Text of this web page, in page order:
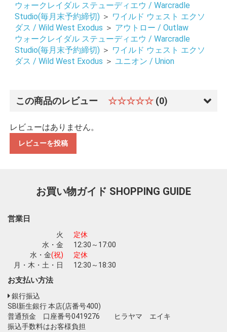
ウォークレイダル ステューディエウ / Warcradle
Studio(毎月末予約締切) ＞ ワイルド ウェスト エクソ
ダス / Wild West Exodus ＞ アウトロー / Outlaw
ウォークレイダル ステューディエウ / Warcradle
Studio(毎月末予約締切) ＞ ワイルド ウェスト エクソ
ダス / Wild West Exodus ＞ ユニオン / Union
この商品のレビュー ☆☆☆☆☆ (0)
レビューはありません。
レビューを投稿
お買い物ガイド SHOPPING GUIDE
営業日
火
定休
水・金
12:30～17:00
水・金(祝)
定休
月・木・土・日
12:30～18:30
お支払い方法
銀行振込
SBI新生銀行 本店(店番号400)
普通預金 口座番号0419276 ヒラヤマ エイキ
振込手数料はお客様負担